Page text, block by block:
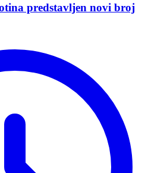
predstavljen novi broj